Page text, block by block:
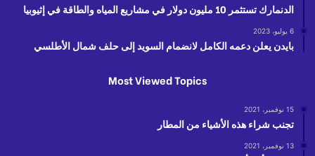
الدنمارك تستثمر 10 مليون دولار في مشاريع المياه والطاقة في إثيوبيا
6 يوليو، 2023
بايدن يعلن دعمه الكامل لانضمام السويد إلى حلف شمال الأطلسي
Most Viewed Topics
15 نوفمبر، 2021
تجنب شراء هذه الأشياء من المطار
13 نوفمبر، 2021